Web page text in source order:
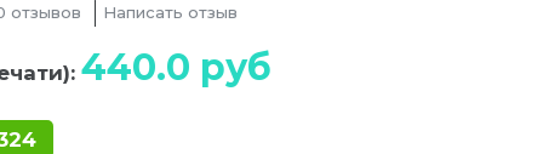
отзывов Написать отзыв
440.0 руб